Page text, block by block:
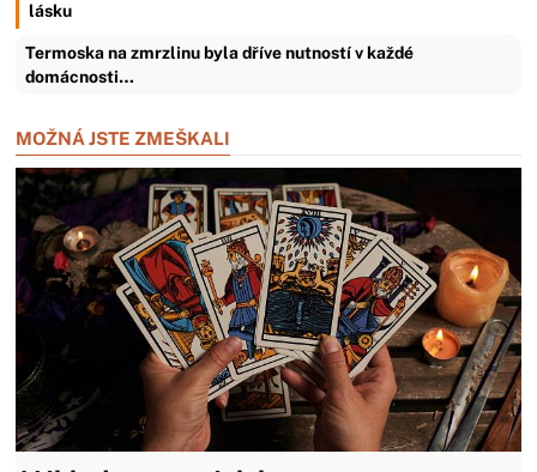
lásku
Termoska na zmrzlinu byla dříve nutností v každé
domácnosti…
MOŽNÁ JSTE ZMEŠKALI